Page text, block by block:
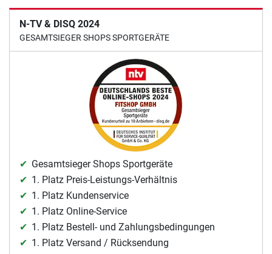
N-TV & DISQ 2024
GESAMTSIEGER SHOPS SPORTGERÄTE
Gesamtsieger Shops Sportgeräte
1. Platz Preis-Leistungs-Verhältnis
1. Platz Kundenservice
1. Platz Online-Service
1. Platz Bestell- und Zahlungsbedingungen
1. Platz Versand / Rücksendung